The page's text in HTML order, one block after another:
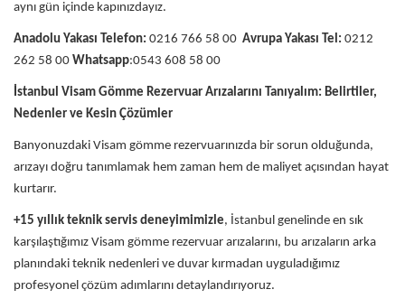
aynı gün içinde kapınızdayız.
Anadolu Yakası Telefon: 0216 766 58 00 Avrupa Yakası Tel: 0212
262 58 00 Whatsapp:0543 608 58 00
İstanbul Visam Gömme Rezervuar Arızalarını Tanıyalım: Belirtiler,
Nedenler ve Kesin Çözümler
Banyonuzdaki Visam gömme rezervuarınızda bir sorun olduğunda,
arızayı doğru tanımlamak hem zaman hem de maliyet açısından hayat
kurtarır.
+15 yıllık teknik servis deneyimimizle, İstanbul genelinde en sık
karşılaştığımız Visam gömme rezervuar arızalarını, bu arızaların arka
planındaki teknik nedenleri ve duvar kırmadan uyguladığımız
profesyonel çözüm adımlarını detaylandırıyoruz.